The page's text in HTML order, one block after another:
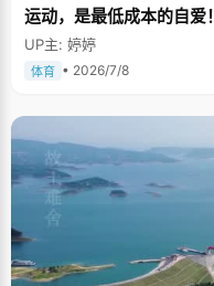
运动，是最低成本的自爱！
UP主: 婷婷
体育 • 2026/7/8